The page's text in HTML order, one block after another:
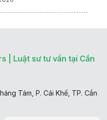
| Luật sư tư vấn tại Cần
Tám, P. Cái Khế, TP. Cần